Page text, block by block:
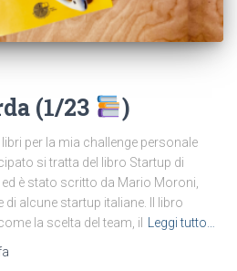
(1/23 )
per la mia challenge personale
si tratta del libro Startup di
è stato scritto da Mario Moroni,
alcune startup italiane. Il libro
la scelta del team, il
Leggi tutto…